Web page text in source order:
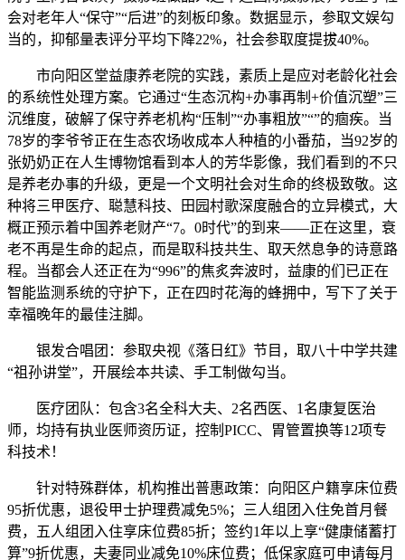
会对老年人“保守”“后进”的刻板印象。数据显示，参取文娱勾
当的，抑郁量表评分平均下降22%，社会参取度提拔40%。
市向阳区堂益康养老院的实践，素质上是应对老龄化社会
的系统性处理方案。它通过“生态沉构+办事再制+价值沉塑”三
沉维度，破解了保守养老机构“压制”“办事粗放”“”的痼疾。当
78岁的李爷爷正在生态农场收成本人种植的小番茄，当92岁的
张奶奶正在人生博物馆看到本人的芳华影像，我们看到的不只
是养老办事的升级，更是一个文明社会对生命的终极致敬。这
种将三甲医疗、聪慧科技、田园村歌深度融合的立异模式，大
概正预示着中国养老财产“7。0时代”的到来——正在这里，衰
老不再是生命的起点，而是取科技共生、取天然息争的诗意路
程。当都会人还正在为“996”的焦炙奔波时，益康的们已正在
智能监测系统的守护下，正在四时花海的蜂拥中，写下了关于
幸福晚年的最佳注脚。
银发合唱团：参取央视《落日红》节目，取八十中学共建
“祖孙讲堂”，开展绘本共读、手工制做勾当。
医疗团队：包含3名全科大夫、2名西医、1名康复医治
师，均持有执业医师资历证，控制PICC、胃管置换等12项专
科技术！
针对特殊群体，机构推出普惠政策：向阳区户籍享床位费
95折优惠，退役甲士护理费减免5%；三人组团入住免首月餐
费，五人组团入住享床位费85折；签约1年以上享“健康储蓄打
算”9折优惠，夫妻同业减免10%床位费；低保家庭可申请每月